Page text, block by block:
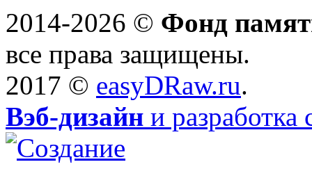
2014-2026 © Фонд
все права защищены.
2017 © easyDRaw.ru.
Вэб-дизайн и разработка